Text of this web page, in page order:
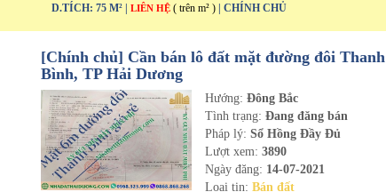
D.TÍCH: 75 M² | LIÊN HỆ ( trên m² ) | CHÍNH CHỦ
[Chính chủ] Cần bán lô đất mặt đường đôi Thanh
Bình, TP Hải Dương
Hướng:Đông Bắc
Tình trạng:Đang đăng bán
Pháp lý: Sổ Hồng Đầy Đủ
Lượt xem:3890
Ngày đăng: 14-07-2021
Loại tin:Bán đất